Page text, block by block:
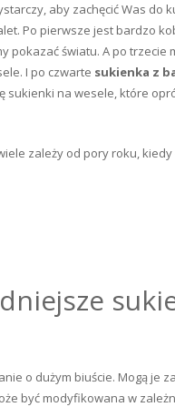
aby zachęcić Was do
Po pierwsze jest bardzo
pokazać światu. A po trzecie
I po czwarte sukienka z
sukienki na wesele, które
zależy od pory roku, kiedy
o dużym biuście. Mogą je
być modyfikowana w